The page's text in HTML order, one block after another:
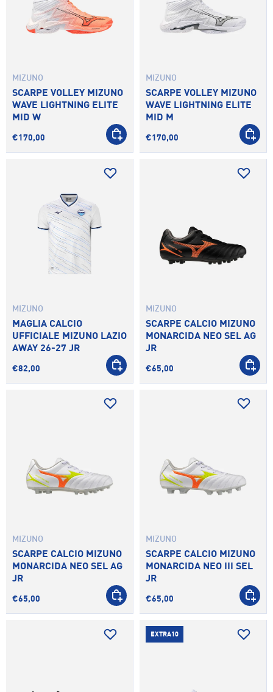
MIZUNO
SCARPE VOLLEY MIZUNO
WAVE LIGHTNING ELITE
MID W
€170,00
SCEGLI OPZIONI
MIZUNO
SCARPE VOLLEY MIZUNO
WAVE LIGHTNING ELITE
MID M
€170,00
MIZUNO
MAGLIA CALCIO
UFFICIALE MIZUNO LAZIO
AWAY 26-27 JR
€82,00
SCEGLI OPZIONI
MIZUNO
SCARPE CALCIO MIZUNO
MONARCIDA NEO SEL AG
JR
€65,00
SCEGLI
MIZUNO
SCARPE CALCIO MIZUNO
MONARCIDA NEO SEL AG
JR
€65,00
SCEGLI OPZIONI
MIZUNO
SCARPE CALCIO MIZUNO
MONARCIDA NEO III SEL
JR
€65,00
EXTRA10